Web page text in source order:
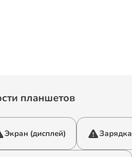
планшетов
Экран (дисплей) Зарядка